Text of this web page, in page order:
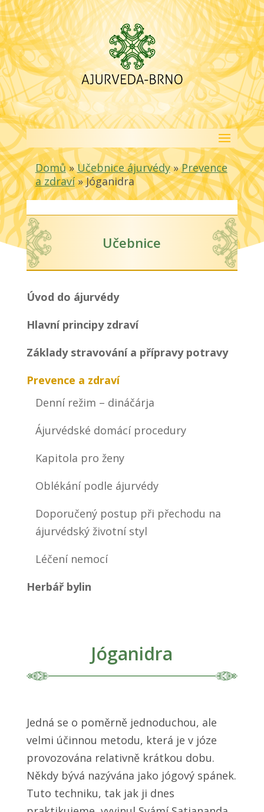
Domů»Učebnice ájurvédy»Prevence
a zdraví»Jóganidra
Učebnice
Úvod do ájurvédy
Hlavní principy zdraví
Základy stravování a přípravy potravy
Prevence a zdraví
Denní režim – dináčárja
Ájurvédské domácí procedury
Kapitola pro ženy
Oblékání podle ájurvédy
Doporučený postup při přechodu na
ájurvédský životní styl
Léčení nemocí
Herbář bylin
Jóganidra
Jedná se o poměrně jednoduchou, ale
velmi účinnou metodu, která je v józe
provozována relativně krátkou dobu.
Někdy bývá nazývána jako jógový spánek.
Tuto techniku, tak jak ji dnes